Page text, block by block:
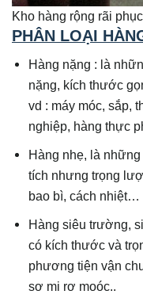
Kho hàng rộng rãi
PHÂN LOẠI
Hàng nặng : là
nặng, kích thước
vd : máy móc, sắp,
nghiệp, hàng thực
Hàng nhẹ, là
tích nhưng trọng
bao bì, cách nhiệt…
Hàng siêu trường,
có kích thước và
phương tiện vận
sơ mi rơ moóc..